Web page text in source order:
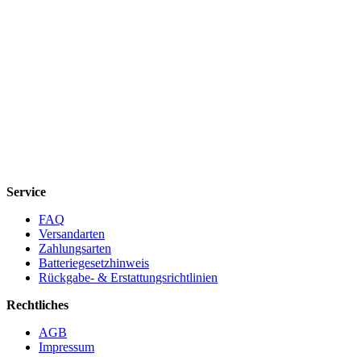
Service
FAQ
Versandarten
Zahlungsarten
Batteriegesetzhinweis
Rückgabe- & Erstattungsrichtlinien
Rechtliches
AGB
Impressum